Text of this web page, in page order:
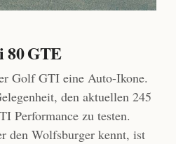
80 GTE
Golf GTI eine Auto-Ikone.
den aktuellen 245
Performance zu testen.
den Wolfsburger kennt, ist